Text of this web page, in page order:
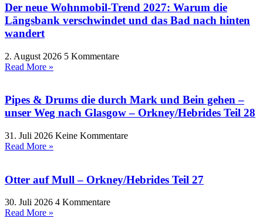
Der neue Wohnmobil-Trend 2027: Warum die
Längsbank verschwindet und das Bad nach hinten
wandert
2. August 2026 5 Kommentare
Read More »
Pipes & Drums die durch Mark und Bein gehen –
unser Weg nach Glasgow – Orkney/Hebrides Teil 28
31. Juli 2026 Keine Kommentare
Read More »
Otter auf Mull – Orkney/Hebrides Teil 27
30. Juli 2026 4 Kommentare
Read More »